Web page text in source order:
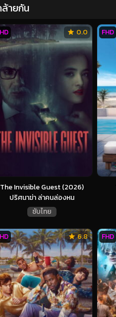
ายกัน
The Invisible Guest (2026)
ปริศนาฆ่า ล่าคนล่องหน
ซับไทย
0.0 FHD
6.8 FHD